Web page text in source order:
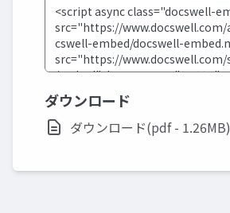
ダウンロード
ダウンロード(pdf - 1.26MB)